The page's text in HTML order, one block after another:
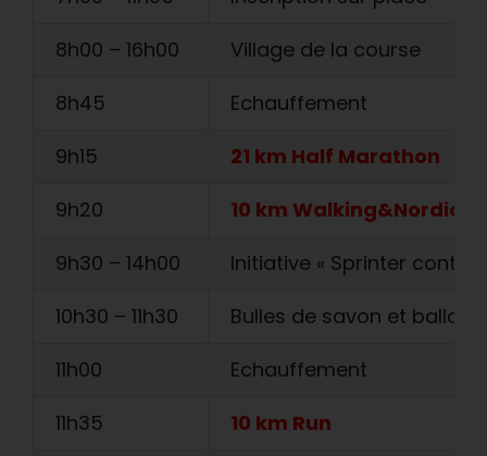
8h00 – 16h00
Village de la course
8h45
Echauffement
9h15
21 km Half Marathon
9h20
10 km Walking&Nordic
9h30 – 14h00
Initiative « Sprinter contre
10h30 – 11h30
Bulles de savon et
11h00
Echauffement
11h35
10 km Run